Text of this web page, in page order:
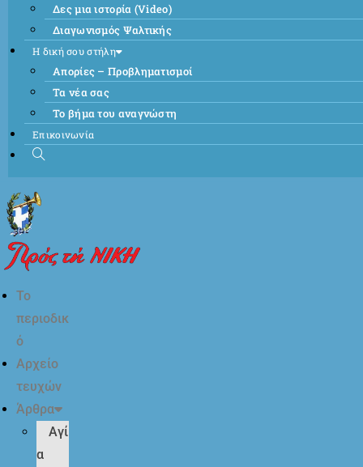
Δες μια ιστορία (Video)
Διαγωνισμός Ψαλτικής
Η δική σου στήλη
Απορίες – Προβληματισμοί
Τα νέα σας
Το βήμα του αναγνώστη
Επικοινωνία
Το
περιοδικ
ό
Αρχείο
τευχών
Άρθρα
Αγί
α